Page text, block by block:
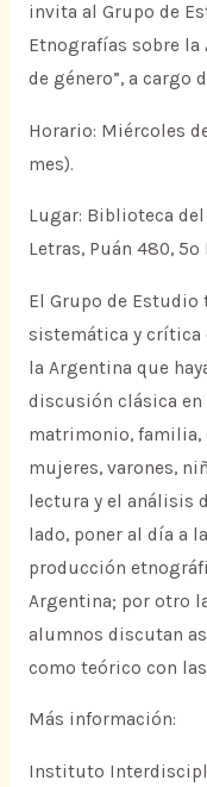
invita al Grupo de
Etnografías sobre la
de género”, a cargo
Horario: Miércoles
mes).
Lugar: Biblioteca
Letras, Puán 480, 5º
El Grupo de
sistemática y crítica
la Argentina que
discusión clásica
matrimonio, familia,
mujeres, varones,
lectura y el análisis
lado, poner al día a
producción
Argentina; por otro
alumnos discutan
como teórico con
Más información:
Instituto